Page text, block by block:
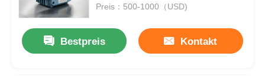
Materialbearbeitung
Preis：500-1000（USD)
Bestpreis Kontakt